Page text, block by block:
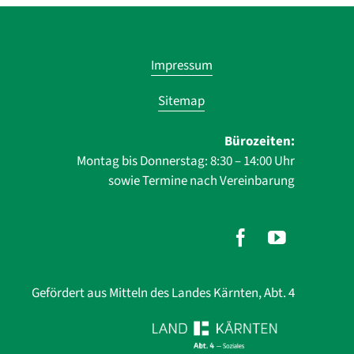
Impressum
Sitemap
Bürozeiten:
Montag bis Donnerstag: 8:30 – 14:00 Uhr
sowie Termine nach Vereinbarung
Gefördert aus Mitteln des Landes Kärnten, Abt. 4